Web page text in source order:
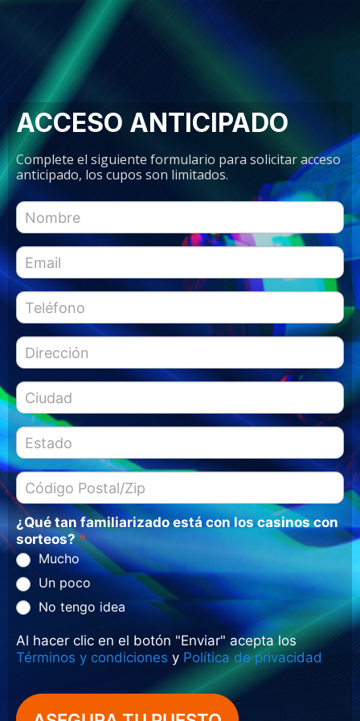
ACCESO ANTICIPADO
Complete el siguiente formulario para solicitar acceso
anticipado, los cupos son limitados.
jefet
¿Qué tan familiarizado está con los casinos con
sorteos?*
Mucho
Un poco
No tengo idea
Al hacer clic en el botón "Enviar" acepta los
Términos y condiciones y Política de privacidad